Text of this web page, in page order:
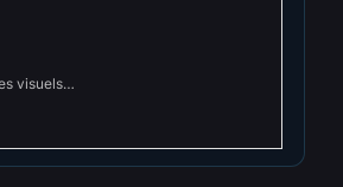
visuels…